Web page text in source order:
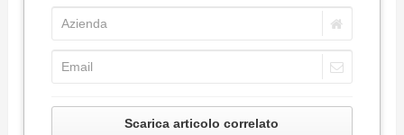
Scarica articolo correlato